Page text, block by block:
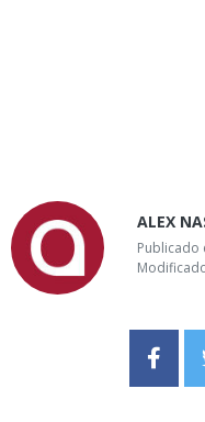
ALEX
Publicado